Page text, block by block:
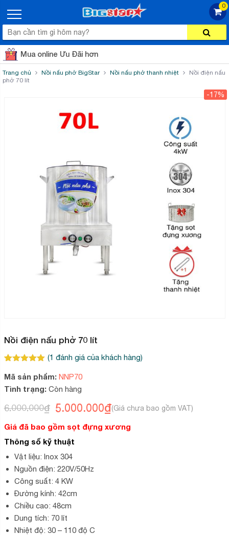
0
Mua online Ưu Đãi hơn
Trang chủ Nồi nấu phở BigStar Nồi nấu phở thanh nhiệt
Nồi điện nấu
phở 70 lít
-17%
Nồi điện nấu phở 70 lít
dựa trên
(1 đánh giá của khách hàng)
Mã sản phẩm: NNP70
Tình trạng: Còn hàng
6.000.000₫
Giá
gốc
là:
6.000.000₫.
5.000.000₫
Giá
hiện
tại
là:
5.000.000₫.
Giá đã bao gồm sọt đựng xương
Thông số kỹ thuật
Vật liệu: Inox 304
Nguồn điện: 220V/50Hz
Công suất: 4 KW
Đường kính: 42cm
Chiều cao: 48cm
Dung tích: 70 lít
Nhiệt độ: 30 – 110 độ C